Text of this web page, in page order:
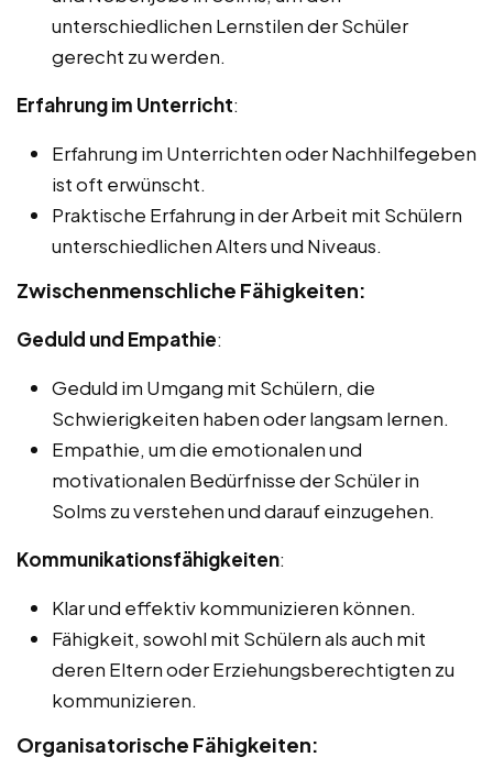
unterschiedlichen Lernstilen der Schüler
gerecht zu werden.
Erfahrung im Unterricht:
Erfahrung im Unterrichten oder Nachhilfegeben
ist oft erwünscht.
Praktische Erfahrung in der Arbeit mit Schülern
unterschiedlichen Alters und Niveaus.
Zwischenmenschliche Fähigkeiten:
Geduld und Empathie:
Geduld im Umgang mit Schülern, die
Schwierigkeiten haben oder langsam lernen.
Empathie, um die emotionalen und
motivationalen Bedürfnisse der Schüler in
Solms zu verstehen und darauf einzugehen.
Kommunikationsfähigkeiten:
Klar und effektiv kommunizieren können.
Fähigkeit, sowohl mit Schülern als auch mit
deren Eltern oder Erziehungsberechtigten zu
kommunizieren.
Organisatorische Fähigkeiten: